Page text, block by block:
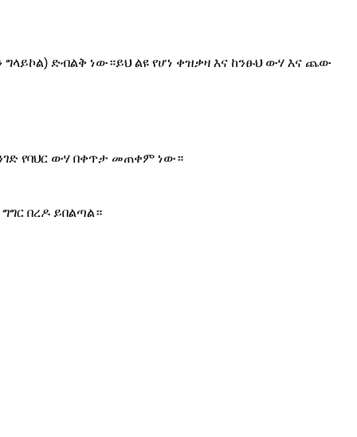
ድብልቅ ነው።ይህ ልዩ የሆነ ቀዝቃዛ እና ከንፁህ ውሃ እና ጨው
የባህር ውሃ በቀጥታ መጠቀም ነው።
በረዶ ይበልጣል።